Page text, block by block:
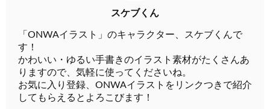
スケブくん
「ONWAイラスト」のキャラクター、スケブくんで
す！
かわいい・ゆるい手書きのイラスト素材がたくさんあ
りますので、気軽に使ってくださいね。
お気に入り登録、ONWAイラストをリンクつきで紹介
してもらえるとよろこびます！